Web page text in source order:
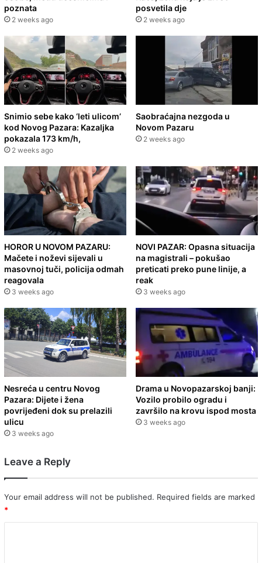
poznata
2 weeks ago
posvetila dje
2 weeks ago
Snimio sebe kako ‘leti ulicom’
kod Novog Pazara: Kazaljka
pokazala 173 km/h,
2 weeks ago
Saobraćajna nezgoda u
Novom Pazaru
2 weeks ago
HOROR U NOVOM PAZARU:
Mačete i noževi sijevali u
masovnoj tuči, policija odmah
reagovala
3 weeks ago
NOVI PAZAR: Opasna situacija
na magistrali – pokušao
preticati preko pune linije, a
reak
3 weeks ago
Nesreća u centru Novog
Pazara: Dijete i žena
povrijeđeni dok su prelazili
ulicu
3 weeks ago
Drama u Novopazarskoj banji:
Vozilo probilo ogradu i
završilo na krovu ispod mosta
3 weeks ago
Leave a Reply
Your email address will not be published. Required fields are marked
*